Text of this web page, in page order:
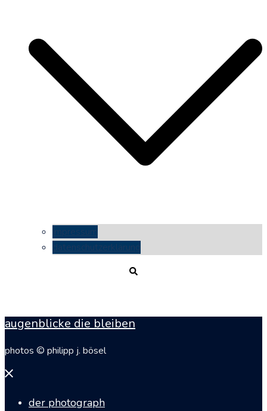
impressum
datenschutzerklärung
augenblicke die bleiben
photos © philipp j. bösel
Menü
der photograph